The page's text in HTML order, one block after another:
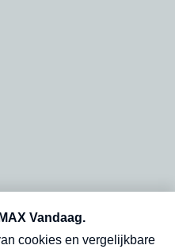
op onze
dinsdagochtend in